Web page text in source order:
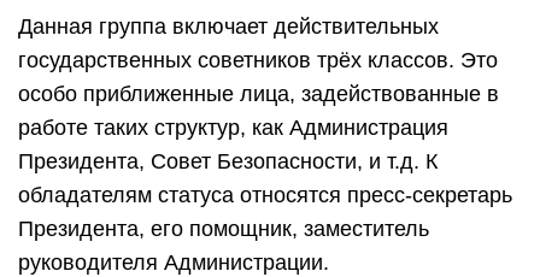
Данная группа включает действительных
государственных советников трёх классов. Это
особо приближенные лица, задействованные в
работе таких структур, как Администрация
Президента, Совет Безопасности, и т.д. К
обладателям статуса относятся пресс-секретарь
Президента, его помощник, заместитель
руководителя Администрации.